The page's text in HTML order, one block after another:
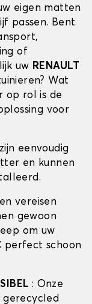
eigen matten
passen. Bent
of
uw RENAULT
Wat
op rol is de
voor
eenvoudig
en kunnen
vereisen
gewoon
om uw
perfect schoon
: Onze